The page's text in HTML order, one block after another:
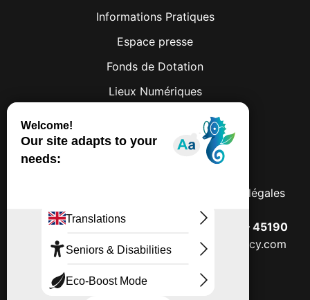
Informations Pratiques
Espace presse
Fonds de Dotation
Lieux Numériques
Instagram
Mentions légales
Château de Beaugency – 2, place Dunois – 45190
Beaugency –
contact@château-beaugency.com